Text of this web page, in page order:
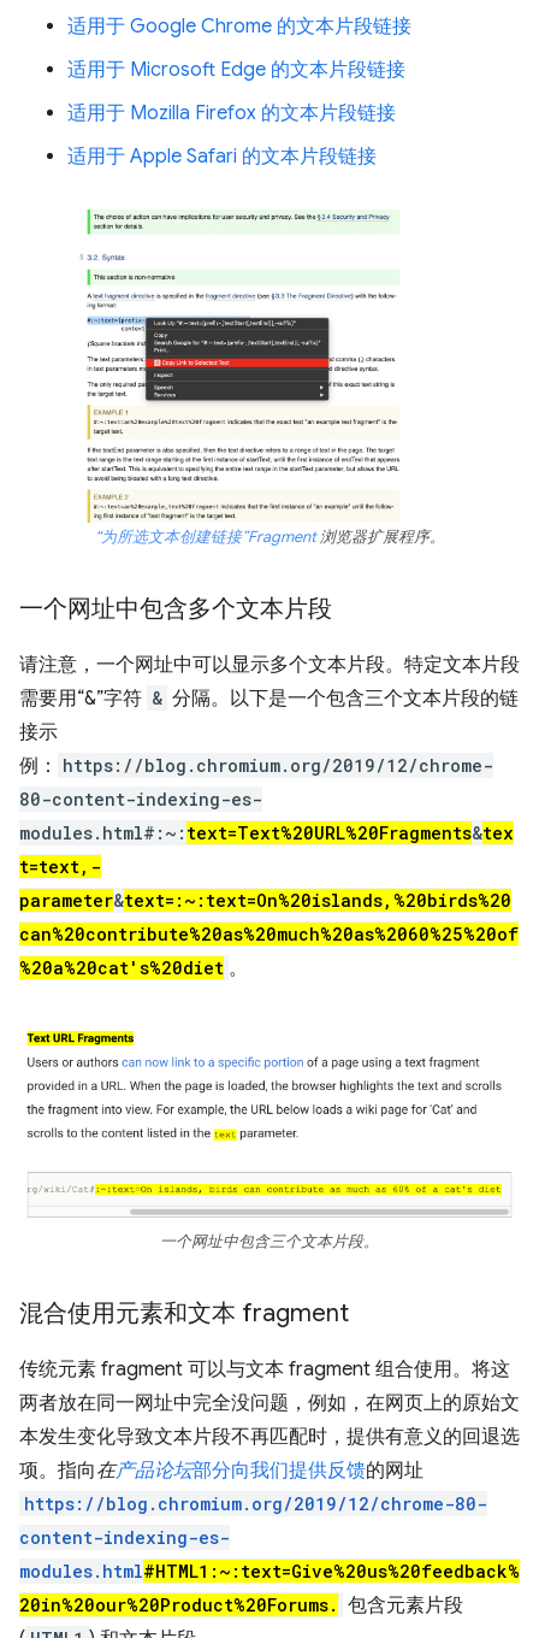
适用于 Google Chrome 的文本片段链接
适用于 Microsoft Edge 的文本片段链接
适用于 Mozilla Firefox 的文本片段链接
适用于 Apple Safari 的文本片段链接
“为所选文本创建链接”Fragment浏览器扩展程序。
一个网址中包含多个文本片段
请注意，一个网址中可以显示多个文本片段。特定文本片段
需要用“&”字符 & 分隔。以下是一个包含三个文本片段的链
接示
例：
https://blog.chromium.org/2019/12/chrome-
80-content-indexing-es-
modules.html#:~: text=Text%20URL%20Fragments&tex
t=text,-
parameter&text=:~:text=On%20islands,%20birds%20
can%20contribute%20as%20much%20as%2060%25%20of
%20a%20cat's%20diet 。
一个网址中包含三个文本片段。
混合使用元素和文本 fragment
传统元素 fragment 可以与文本 fragment 组合使用。将这
两者放在同一网址中完全没问题，例如，在网页上的原始文
本发生变化导致文本片段不再匹配时，提供有意义的回退选
项。指向在产品论坛部分向我们提供反馈的网址
https://blog.chromium.org/2019/12/chrome-80-
content-indexing-es-
modules.html#HTML1:~:text=Give%20us%20feedback%
20in%20our%20Product%20Forums. 包含元素片段